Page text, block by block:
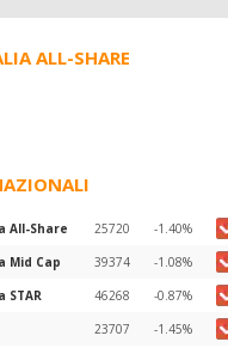
ALL-SHARE
All-Share 25720
-1.40%
Mid Cap
39374
-1.08%
STAR
46268
-0.87%
23707 -1.45%